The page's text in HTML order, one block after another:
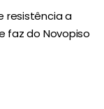
resistência a
faz do Novopiso